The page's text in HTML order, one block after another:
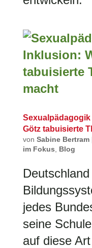
Götz tabuisierte
von Sabine Bertram
im Fokus
Blog
jedes
seine
auf diese